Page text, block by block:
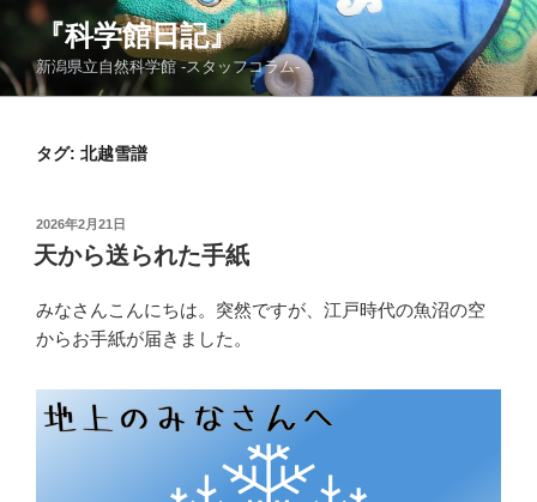
コ
テ
ン
『科学館日記』
新潟県立自然科学館 -スタッフコラム-
タグ: 北越雪譜
投
稿
日:
2026年2月21日
天から送られた手紙
みなさんこんにちは。突然ですが、江戸時代の魚沼の空
からお手紙が届きました。